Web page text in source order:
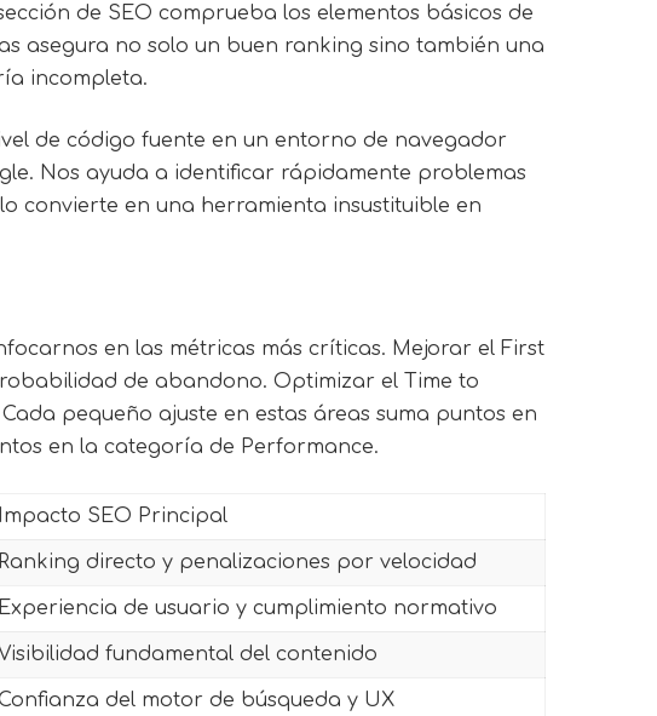
de SEO comprueba los elementos básicos de
asegura no solo un buen ranking sino también una
incompleta.
de código fuente en un entorno de navegador
Nos ayuda a identificar rápidamente problemas
convierte en una herramienta insustituible en
en las métricas más críticas. Mejorar el First
de abandono. Optimizar el Time to
pequeño ajuste en estas áreas suma puntos en
en la categoría de Performance.
Impacto SEO Principal
Ranking directo y penalizaciones por velocidad
Experiencia de usuario y cumplimiento normativo
fundamental del contenido
del motor de búsqueda y UX